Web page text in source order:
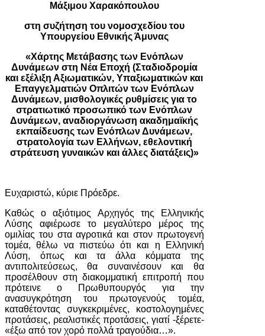
Μάξιμου Χαρακόπουλου
στη συζήτηση του νομοσχεδίου του
Υπουργείου Εθνικής Άμυνας
«Χάρτης Μετάβασης των Ενόπλων
Δυνάμεων στη Νέα Εποχή (Σταδιοδρομία
και εξέλιξη Αξιωματικών, Υπαξιωματικών και
Επαγγελματιών Οπλιτών των Ενόπλων
Δυνάμεων, μισθολογικές ρυθμίσεις για το
στρατιωτικό προσωπικό των Ενόπλων
Δυνάμεων, αναδιοργάνωση ακαδημαϊκής
εκπαίδευσης των Ενόπλων Δυνάμεων,
στρατολογία των Ελλήνων, εθελοντική
στράτευση γυναικών και άλλες διατάξεις)»
Ευχαριστώ, κύριε Πρόεδρε.
Καθώς ο αξιότιμος Αρχηγός της Ελληνικής
Λύσης αφιέρωσε το μεγαλύτερο μέρος της
ομιλίας του στα αγροτικά και στον πρωτογενή
τομέα, θέλω να πιστεύω ότι και η Ελληνική
Λύση, όπως και τα άλλα κόμματα της
αντιπολιτεύσεως, θα συναινέσουν και θα
προσέλθουν στη διακομματική επιτροπή που
πρότεινε ο Πρωθυπουργός για την
ανασυγκρότηση του πρωτογενούς τομέα,
καταθέτοντας συγκεκριμένες, κοστολογημένες
προτάσεις, ρεαλιστικές προτάσεις, γιατί -ξέρετε-
«έξω από τον χορό πολλά τραγούδια…».